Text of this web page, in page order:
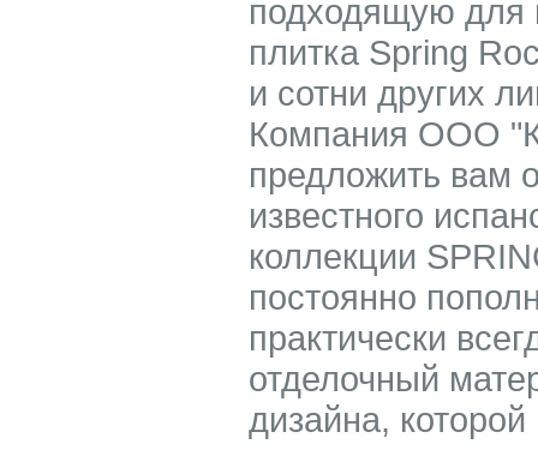
подходящую для
плитка Spring
и сотни других
Компания ООО
предложить вам
известного
коллекции
постоянно
практически
отделочный
дизайна,